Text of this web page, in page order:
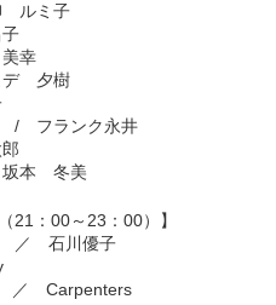
ルミ子
幸
デ 夕樹
/ フランク永井
本 冬美
21：00～23：00）】
／ 石川優子
／ Carpenters